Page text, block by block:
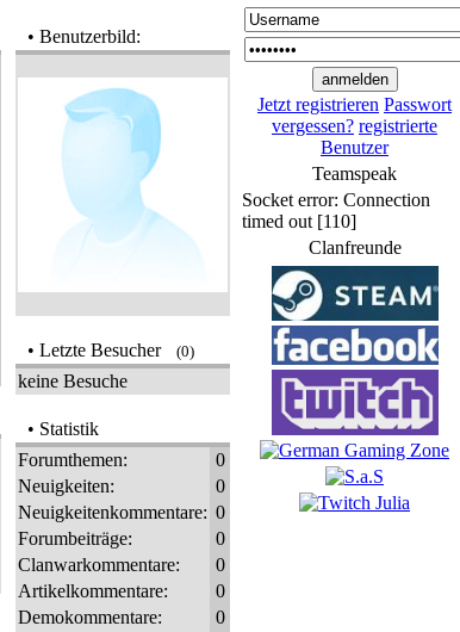
• Benutzerbild:
• Letzte Besucher (0)
keine Besuche
• Statistik
Forumthemen:
0
Neuigkeiten:
0
Neuigkeitenkommentare: 0
Forumbeiträge:
0
Clanwarkommentare:
0
Artikelkommentare:
0
Demokommentare:
0
Jetzt registrieren Passwort
vergessen? registrierte
Benutzer
Teamspeak
Socket error: Connection
timed out [110]
Clanfreunde